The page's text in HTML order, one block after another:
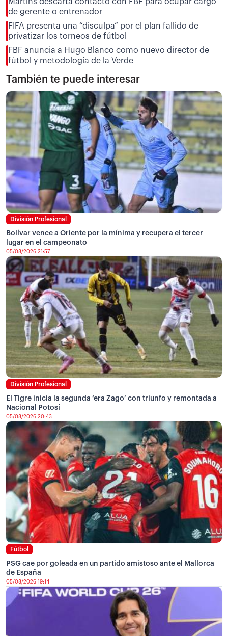
de gerente o entrenador
FIFA presenta una “disculpa” por el plan fallido de
privatizar los torneos de fútbol
FBF anuncia a Hugo Blanco como nuevo director de
fútbol y metodología de la Verde
También te puede interesar
División Profesional
Bolívar vence a Oriente por la mínima y recupera el tercer
lugar en el campeonato
05/08/2026 21:57
División Profesional
El Tigre inicia la segunda ‘era Zago’ con triunfo y remontada a
Nacional Potosí
05/08/2026 20:43
Fútbol
PSG cae por goleada en un partido amistoso ante el Mallorca
de España
05/08/2026 19:14